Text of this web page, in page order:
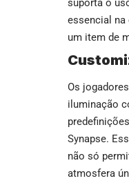
suporta o
essencial na
um item de
Os
iluminação
Synapse.
não só
atmosfera